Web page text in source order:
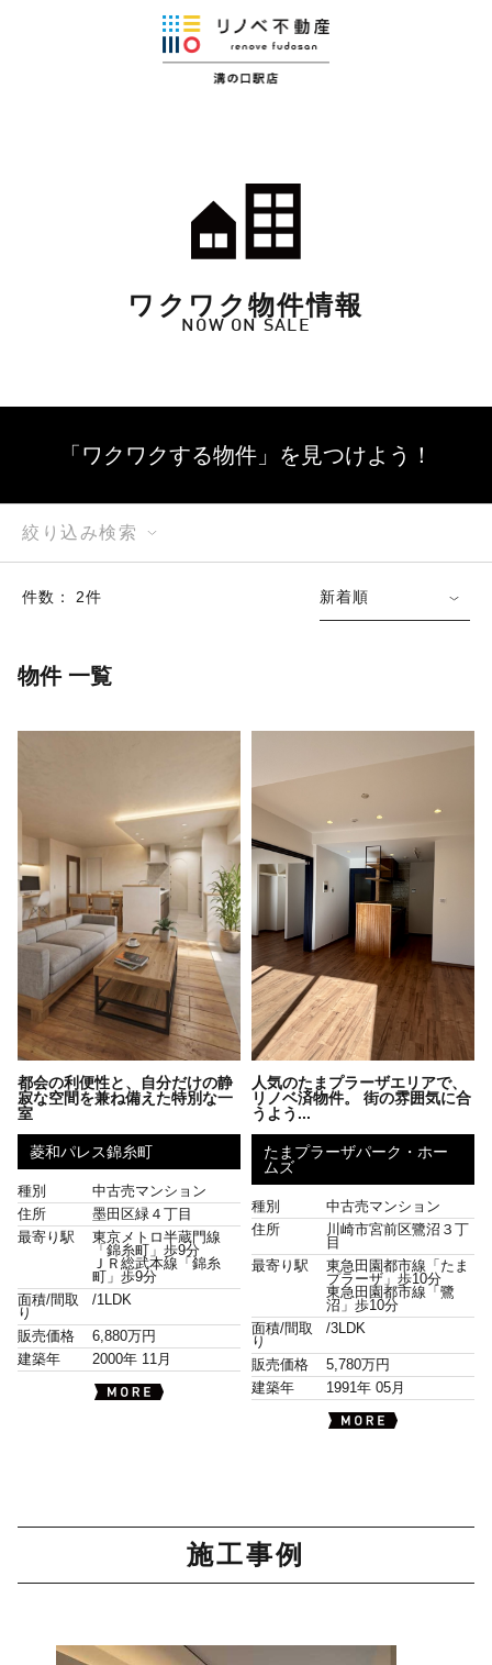
ワクワク物件情報
NOW ON SALE
「ワクワクする物件」を 見つけよう！
絞り込み検索
件数： 2件 新着順
物件 一覧
都会の利便性と、自分だけの静
寂な空間を兼ね備えた特別な一
室
菱和パレス錦糸町
種別
中古売マンション
住所
墨田区緑４丁目
最寄り駅
東京メトロ半蔵門線
「錦糸町」歩9分
ＪＲ総武本線「錦糸
町」歩9分
面積/間取
り
/1LDK
販売価格
6,880万円
建築年
2000年 11月
人気のたまプラーザエリアで、
リノベ済物件。 街の雰囲気に合
うよう...
たまプラーザパーク・ホー
ムズ
種別
中古売マンション
住所
川崎市宮前区鷺沼３丁
目
最寄り駅
東急田園都市線「たま
プラーザ」歩10分
東急田園都市線「鷺
沼」歩10分
面積/間取
り
/3LDK
販売価格
5,780万円
建築年
1991年 05月
施工事例